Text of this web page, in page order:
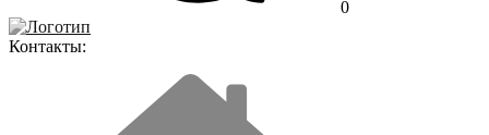
0
Контакты: